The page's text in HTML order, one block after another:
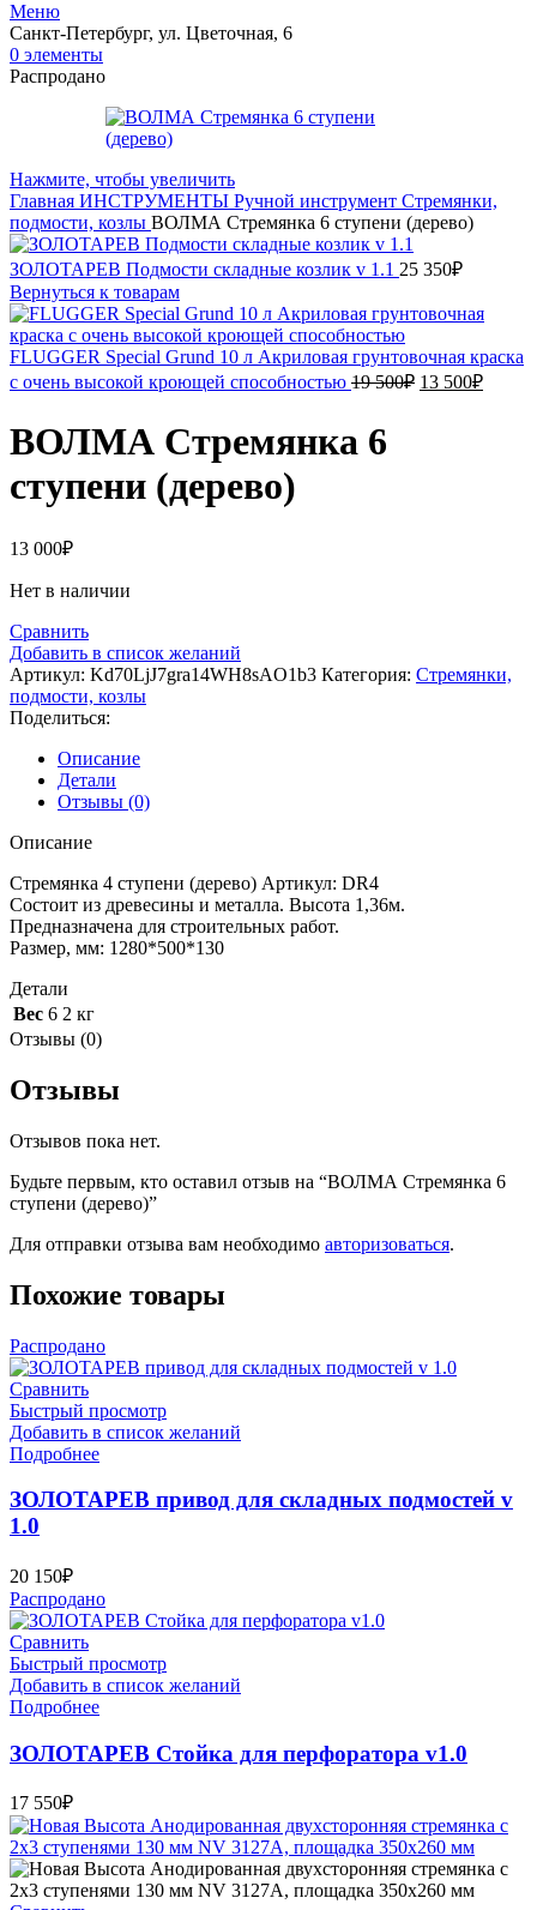
Меню
Санкт-Петербург, ул. Цветочная, 6
0 элементы
Распродано
Нажмите, чтобы увеличить
Главная ИНСТРУМЕНТЫ Ручной инструмент Стремянки,
подмости, козлы ВОЛМА Стремянка 6 ступени (дерево)
ЗОЛОТАРЕВ Подмости складные козлик v 1.1 25 350₽
Вернуться к товарам
FLUGGER Special Grund 10 л Акриловая грунтовочная краска
с очень высокой кроющей способностью 19 500₽ 13 500₽
ВОЛМА Стремянка 6
ступени (дерево)
13 000₽
Нет в наличии
Сравнить
Добавить в список желаний
Артикул: Kd70LjJ7gra14WH8sAO1b3 Категория: Стремянки,
подмости, козлы
Поделиться:
Описание
Детали
Отзывы (0)
Описание
Стремянка 4 ступени (дерево) Артикул: DR4
Состоит из древесины и металла. Высота 1,36м.
Предназначена для строительных работ.
Размер, мм: 1280*500*130
Детали
Вес 6 2 кг
Отзывы (0)
Отзывы
Отзывов пока нет.
Будьте первым, кто оставил отзыв на “ВОЛМА Стремянка 6
ступени (дерево)”
Для отправки отзыва вам необходимо авторизоваться.
Похожие товары
Распродано
Сравнить
Быстрый просмотр
Добавить в список желаний
Подробнее
ЗОЛОТАРЕВ привод для складных подмостей v
1.0
20 150₽
Распродано
Сравнить
Быстрый просмотр
Добавить в список желаний
Подробнее
ЗОЛОТАРЕВ Стойка для перфоратора v1.0
17 550₽